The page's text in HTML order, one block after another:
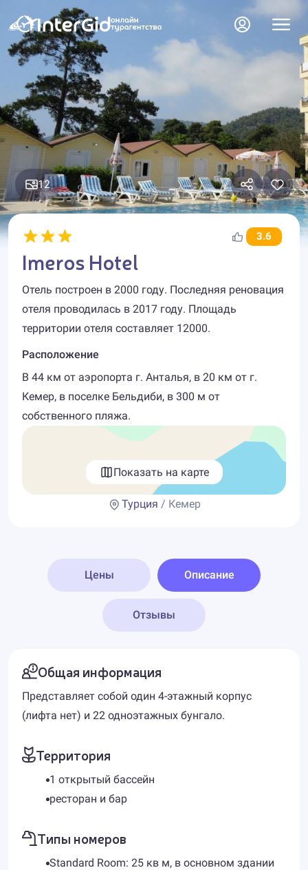
12
3.6
Imeros Hotel
Отель построен в 2000 году. Последняя реновация
отеля проводилась в 2017 году. Площадь
территории отеля составляет 12000.
Расположение
В 44 км от аэропорта г. Анталья, в 20 км от г.
Кемер, в поселке Бельдиби, в 300 м от
собственного пляжа.
Показать на карте
Турция / Кемер
Цены Описание
Отзывы
Общая информация
Представляет собой один 4-этажный корпус
(лифта нет) и 22 одноэтажных бунгало.
Территория
1 открытый бассейн
ресторан и бар
Типы номеров
Standard Room: 25 кв м, в основном здании